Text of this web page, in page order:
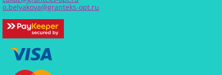
o.belyakova@granteks-opt.ru